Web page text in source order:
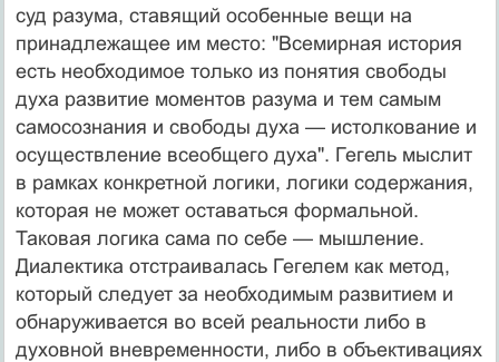
суд ра­зума, ставящий особенные вещи на
принадлежащее им место: "Всемирная история
есть необходимое только из понятия свободы
духа развитие моментов разума и тем самым
самосознания и свободы духа — истолкова­ние и
осуществление всеобщего духа". Гегель мыслит
в рамках конкретной логики, логики содержания,
кото­рая не может оставаться формальной.
Таковая логика сама по себе — мышление.
Диалектика отстраивалась Гегелем как метод,
который следует за необходимым развитием и
обнаруживается во всей реальности либо в
духовной вневременности, либо в объективациях